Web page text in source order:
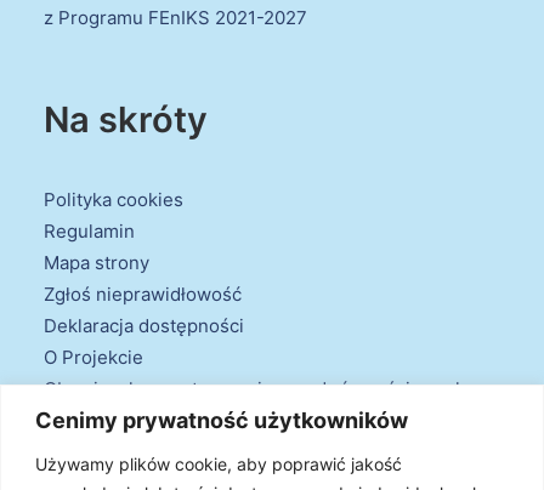
Cenimy prywatność użytkowników
Używamy plików cookie, aby poprawić jakość
z Programu FEnIKS 2021-2027
Na skróty
Polityka cookies
Regulamin
Mapa strony
Zgłoś nieprawidłowość
Deklaracja dostępności
O Projekcie
Obowiązek przestrzegania zasad równościowych
oraz warunków podstawowych
Klauzule informacyjne